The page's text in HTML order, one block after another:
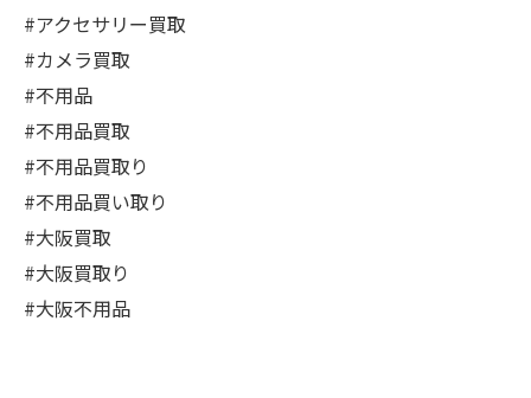
#アクセサリー買取
#カメラ買取
#不用品
#不用品買取
#不用品買取り
#不用品買い取り
#大阪買取
#大阪買取り
#大阪不用品